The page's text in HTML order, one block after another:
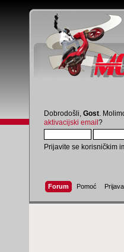
Dobrodošli, Gost .
aktivacijski email?
Prijavite se korisničkim
Forum Pomoć Prijava